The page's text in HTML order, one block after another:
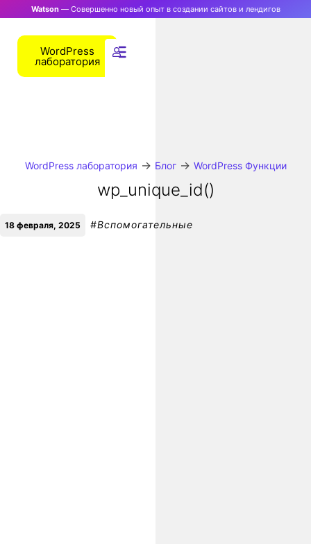
Watson— Совершенно новый опыт в создании сайтов и лендигов
WordPress
лаборатория
WordPress лаборатория → Блог→ WordPress Функции
wp_unique_id()
18 февраля, 2025 #Вспомогательные